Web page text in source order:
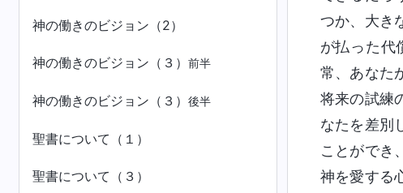
神の働きのビジョン（2）
神の働きのビジョン（３） 前半
神の働きのビジョン（３） 後半
聖書について（１）
聖書について（３）
つか、大き
が払った代
常、あなた
将来の試練
なたを差別
ことができ
神を愛する